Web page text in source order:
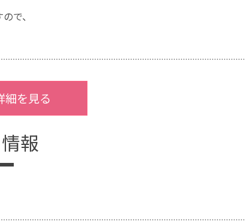
で、
細を見る
報